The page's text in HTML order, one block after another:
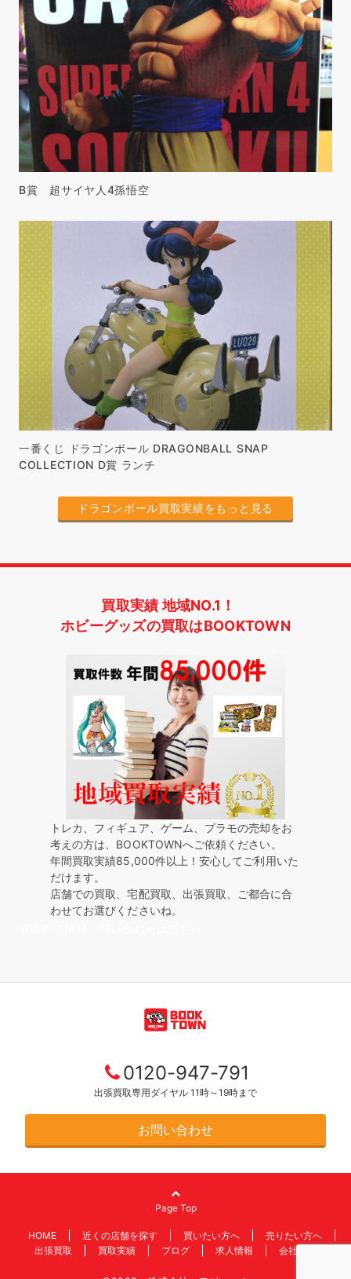
B賞 超サイヤ人4孫悟空
一番くじ ドラゴンボール DRAGONBALL SNAP
COLLECTION D賞 ランチ
ドラゴンボール買取実績をもっと見る
買取実績 地域NO.1！
ホビーグッズの買取はBOOKTOWN
トレカ、フィギュア、ゲーム、プラモの売却をお
考えの方は、BOOKTOWNへご依頼ください。
年間買取実績85,000件以上！安心してご利用いた
だけます。
店舗での買取、宅配買取、出張買取、ご都合に合
わせてお選びくださいね。
0120-947-791
出張買取専用ダイヤル 11時～19時まで
お問い合わせ
Page Top
HOME 近くの店舗を探す 買いたい方へ
売りたい方へ
出張買取
買取実績 ブログ 求人情報 会社情報